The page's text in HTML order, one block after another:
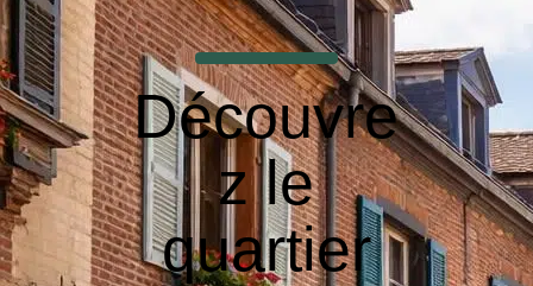
Découvre
z le
quartier